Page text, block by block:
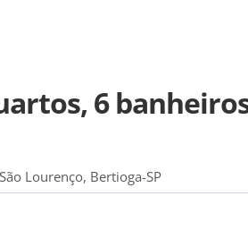
6
Lourenço, Bertioga-SP